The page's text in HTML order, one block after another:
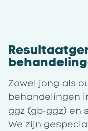
Zowel jong als
behandelingen
ggz (gb-ggz) en
We zijn